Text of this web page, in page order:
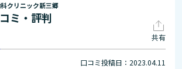
クリニック新三郷
ミ・評判
共有
口コミ投稿日：2023.04.11